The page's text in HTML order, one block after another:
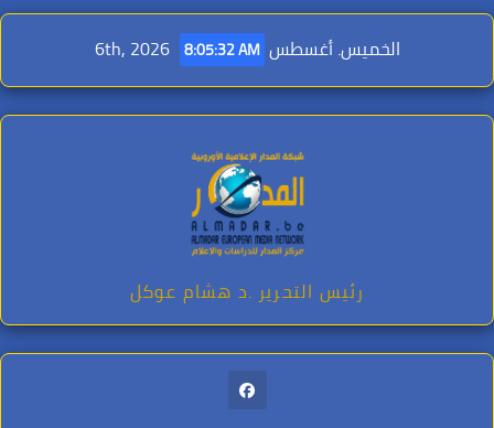
Skip
content
الخميس. أغسطس 6th, 2026 8:05:34 AM
رئيس التحرير .د هشام عوكل